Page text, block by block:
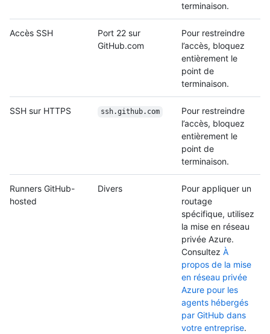
terminaison.
Accès SSH
Port 22 sur
GitHub.com
Pour restreindre
l’accès, bloquez
entièrement le
point de
terminaison.
SSH sur HTTPS ssh.github.com
Pour restreindre
l’accès, bloquez
entièrement le
point de
terminaison.
Runners GitHub-
hosted
Divers
Pour appliquer un
routage
spécifique, utilisez
la mise en réseau
privée Azure.
Consultez À
propos de la mise
en réseau privée
Azure pour les
agents hébergés
par GitHub dans
votre entreprise.